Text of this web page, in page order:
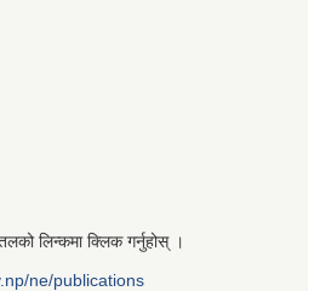
लिन्कमा क्लिक गर्नुहोस् ।
ne/publications